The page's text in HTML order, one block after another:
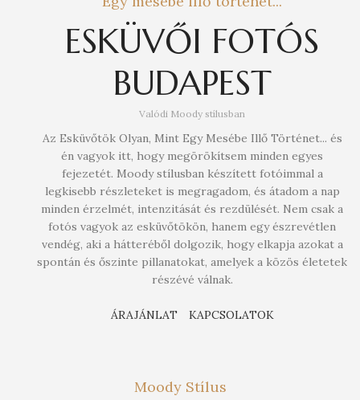
ESKÜVŐI FOTÓS
BUDAPEST
Valódi Moody stílusban
Az Esküvőtök Olyan, Mint Egy Mesébe Illő Történet... és
én vagyok itt, hogy megörökítsem minden egyes
fejezetét. Moody stílusban készített fotóimmal a
legkisebb részleteket is megragadom, és átadom a nap
minden érzelmét, intenzitását és rezdülését. Nem csak a
fotós vagyok az esküvőtökön, hanem egy észrevétlen
vendég, aki a hátteréből dolgozik, hogy elkapja azokat a
spontán és őszinte pillanatokat, amelyek a közös életetek
részévé válnak.
ÁRAJÁNLAT KAPCSOLATOK
Moody Stílus